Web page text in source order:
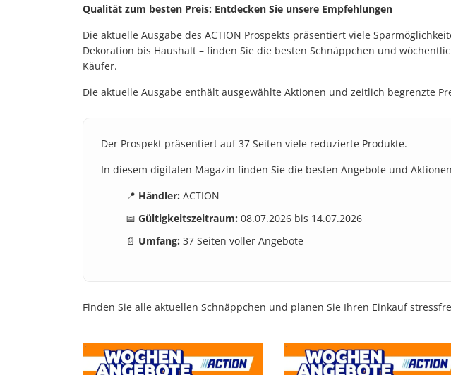
Qualität zum besten Preis: Entdecken Sie unsere Empfehlungen
Die aktuelle Ausgabe des ACTION Prospekts präsentiert viele
Dekoration bis Haushalt – finden Sie die besten Schnäppchen und
Käufer.
Die aktuelle Ausgabe enthält ausgewählte Aktionen und zeitlich begrenzte
Der Prospekt präsentiert auf 37 Seiten viele reduzierte Produkte.
In diesem digitalen Magazin finden Sie die besten Angebote und
📍 Händler: ACTION
📅 Gültigkeitszeitraum: 08.07.2026 bis 14.07.2026
📄 Umfang: 37 Seiten voller Angebote
Finden Sie alle aktuellen Schnäppchen und planen Sie Ihren Einkauf